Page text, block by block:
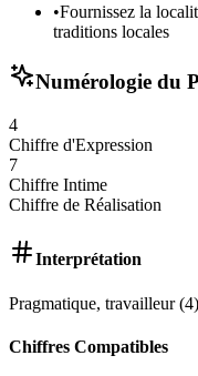
•Fournissez la
traditions locales
Numérologie du
4
Chiffre d'Expression
7
Chiffre Intime
Chiffre de Réalisation
Interprétation
Pragmatique, travailleur
Chiffres Compatibles